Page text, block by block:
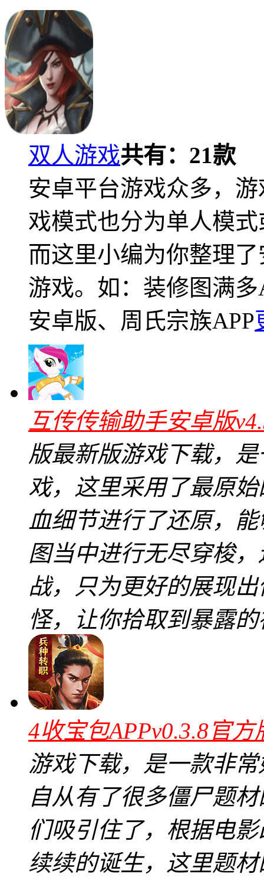
双人游戏共有： 21款
安卓平台游戏众多，
戏模式也分为单人模
而这里小编为你整理
游戏。如：装修图满
安卓版、周氏宗族APP
互传传输助手安卓版
版最新版游戏下载，
戏，这里采用了最原
血细节进行了还原，
图当中进行无尽穿梭
战，只为更好的展现
怪，让你拾取到暴露
4收宝包APPv0.3.8官方
游戏下载，是一款非
自从有了很多僵尸题
们吸引住了，根据电
续续的诞生，这里题